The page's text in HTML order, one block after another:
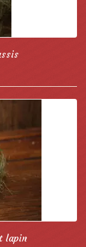
lapin